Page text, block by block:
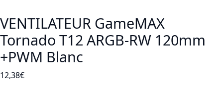
VENTILATEUR GameMAX
Tornado T12 ARGB-RW 120mm
+PWM Blanc
12,38€